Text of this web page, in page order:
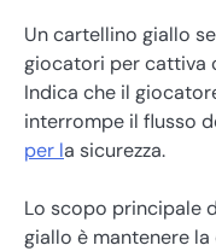
Un cartellino giallo
giocatori per cattiva
Indica che il
interrompe il flusso
per la sicurezza.
Lo scopo principale
giallo è mantenere